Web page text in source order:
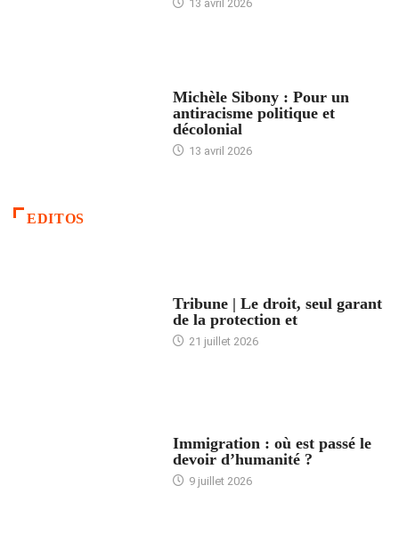
13 avril 2026
Michèle Sibony : Pour un
antiracisme politique et
décolonial
13 avril 2026
EDITOS
Tribune | Le droit, seul garant
de la protection et
21 juillet 2026
Immigration : où est passé le
devoir d’humanité ?
9 juillet 2026